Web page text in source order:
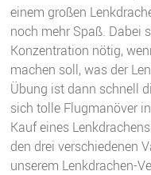
einem großen
noch mehr Spaß. Dabei
Konzentration nötig,
machen soll, was der
Übung ist dann schnell
sich tolle Flugmanöver
Kauf eines
den drei verschiedenen
unserem Lenkdrachen-